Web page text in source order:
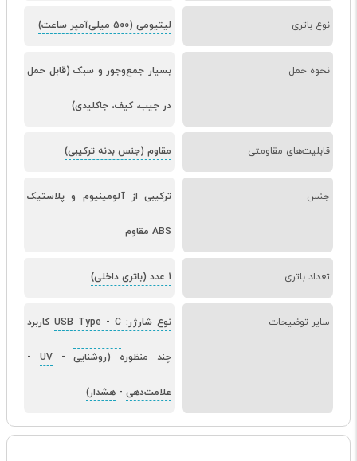
نوع باتری لیتیومی (500 میلی‌آمپر ساعت)
نحوه حمل بسیار جمع‌وجور و سبک (قابل حمل
در جیب، کیف، جاکلیدی)
قابلیت‌های مقاومتی مقاوم (جنس بدنه ترکیبی)
جنس ترکیبی از آلومینیوم و پلاستیک
ABS مقاوم
تعداد باتری 1 عدد (باتری داخلی)
سایر توضیحات نوع شارژر: USB Type - C کاربرد
چند منظوره (روشنایی-
UV
-
علامت‌دهی - هشدار)